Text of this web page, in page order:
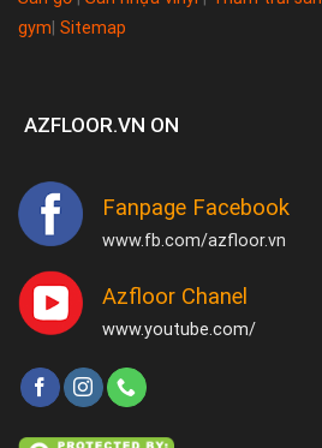
gym Sitemap
AZFLOOR.VN ON
Fanpage Facebook
www.fb.com/azfloor.vn
Azfloor Chanel
www.youtube.com/